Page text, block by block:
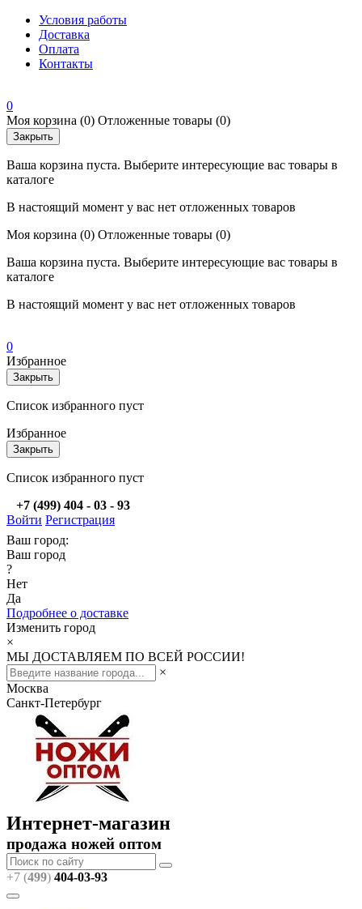
Условия работы
Доставка
Оплата
Контакты
0
Моя корзина (0) Отложенные товары (0)
Закрыть
Ваша корзина пуста. Выберите интересующие вас товары в
каталоге
В настоящий момент у вас нет отложенных товаров
Моя корзина (0) Отложенные товары (0)
Ваша корзина пуста. Выберите интересующие вас товары в
каталоге
В настоящий момент у вас нет отложенных товаров
0
Избранное
Закрыть
Список избранного пуст
Избранное
Закрыть
Список избранного пуст
+7 (499) 404 - 03 - 93
Войти Регистрация
Ваш город:
Ваш город
?
Нет
Да
Подробнее о доставке
Изменить город
×
МЫ ДОСТАВЛЯЕМ ПО ВСЕЙ РОССИИ!
×
Москва
Санкт-Петербург
Интернет-магазин
продажа ножей оптом
+7 (499) 404-03-93